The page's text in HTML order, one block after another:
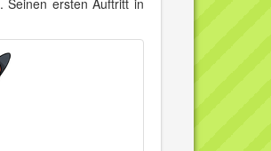
. Seinen ersten Auftritt in